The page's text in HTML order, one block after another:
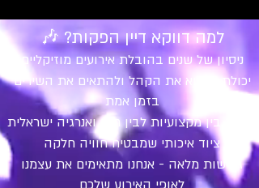
למה דווקא דיין הפקות? 🎶
ניסיון של שנים בהובלת אירועים מוזיקליים
יכולת לקרוא את הקהל ולהתאים את השירים
בזמן אמת
שילוב בין מקצועיות לבין חום ואנרגיה ישראלית
ציוד איכותי שמבטיח חוויה חלקה
גמישות מלאה - אנחנו מתאימים את עצמנו